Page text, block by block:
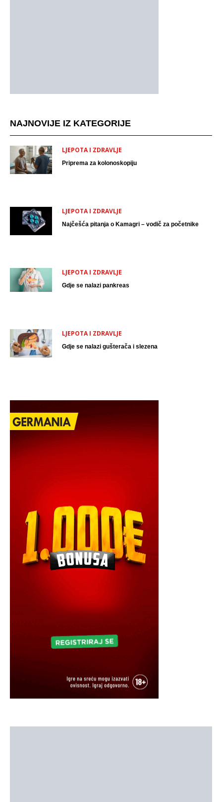
NAJNOVIJE IZ KATEGORIJE
LJEPOTA I ZDRAVLJE
Priprema za kolonoskopiju
LJEPOTA I ZDRAVLJE
Najčešća pitanja o Kamagri – vodič za početnike
LJEPOTA I ZDRAVLJE
Gdje se nalazi pankreas
LJEPOTA I ZDRAVLJE
Gdje se nalazi gušterača i slezena